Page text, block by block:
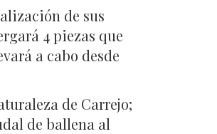
de sus
4 piezas que
a cabo desde
de Carrejo;
de ballena al